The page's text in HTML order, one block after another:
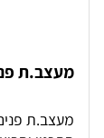
מעצב.ת
מעצב.ת